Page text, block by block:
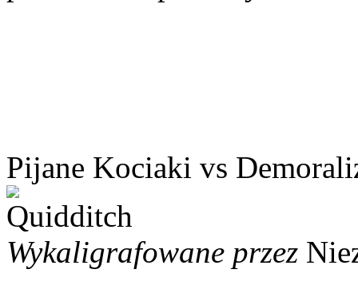
Pijane Kociaki vs
Wykaligrafowane przez